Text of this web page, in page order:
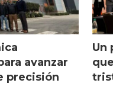
avanzar
precisión
Un